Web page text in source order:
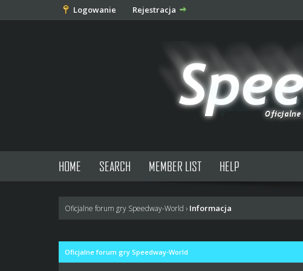
Logowanie Rejestracja
HOME SEARCH MEMBER LIST HELP
Oficjalne forum gry Speedway-World › Informacja
Oficjalne forum gry Speedway-World